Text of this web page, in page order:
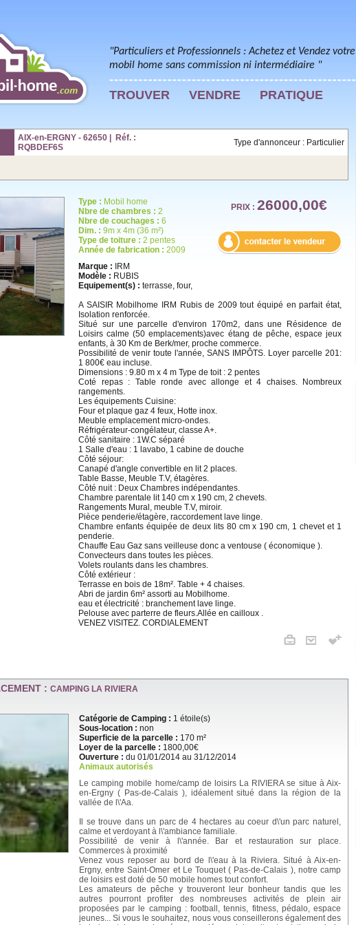
"Particuliers et Professionnels : Achetez et Vendez votre
mobil home sans commission ni intermédiaire "
TROUVER VENDRE PRATIQUE
AIX-en-ERGNY - 62650 | Réf. :
RQBDEF6S
Type d'annonceur : Particulier
Type : Mobil home
Nbre de chambres : 2
Nbre de couchages : 6
Dim. : 9m x 4m (36 m²)
Type de toiture : 2 pentes
Année de fabrication : 2009
PRIX : 26000,00€
Marque : IRM
Modèle : RUBIS
Equipement(s) : terrasse, four,
A SAISIR Mobilhome IRM Rubis de 2009 tout équipé en parfait état,
Isolation renforcée.
Situé sur une parcelle d'environ 170m2, dans une Résidence de
Loisirs calme (50 emplacements)avec étang de pêche, espace jeux
enfants, à 30 Km de Berk/mer, proche commerce.
Possibilité de venir toute l'année, SANS IMPÔTS. Loyer parcelle 201:
1 800€ eau incluse.
Dimensions : 9.80 m x 4 m Type de toit : 2 pentes
Coté repas : Table ronde avec allonge et 4 chaises. Nombreux
rangements.
Les équipements Cuisine:
Four et plaque gaz 4 feux, Hotte inox.
Meuble emplacement micro-ondes.
Réfrigérateur-congélateur, classe A+.
Côté sanitaire : 1W.C séparé
1 Salle d'eau : 1 lavabo, 1 cabine de douche
Côté séjour:
Canapé d'angle convertible en lit 2 places.
Table Basse, Meuble T.V, étagères.
Côté nuit : Deux Chambres indépendantes.
Chambre parentale lit 140 cm x 190 cm, 2 chevets.
Rangements Mural, meuble T.V, miroir.
Pièce penderie/étagère, raccordement lave linge.
Chambre enfants équipée de deux lits 80 cm x 190 cm, 1 chevet et 1
penderie.
Chauffe Eau Gaz sans veilleuse donc a ventouse ( économique ).
Convecteurs dans toutes les pièces.
Volets roulants dans les chambres.
Côté extérieur :
Terrasse en bois de 18m². Table + 4 chaises.
Abri de jardin 6m² assorti au Mobilhome.
eau et électricité : branchement lave linge.
Pelouse avec parterre de fleurs.Allée en cailloux .
VENEZ VISITEZ. CORDIALEMENT
: CAMPING LA RIVIERA
Catégorie de Camping : 1 étoile(s)
Sous-location : non
Superficie de la parcelle : 170 m²
Loyer de la parcelle : 1800,00€
Ouverture : du 01/01/2014 au 31/12/2014
Animaux autorisés
Le camping mobile home/camp de loisirs La RIVIERA se situe à Aix-
en-Ergny ( Pas-de-Calais ), idéalement situé dans la région de la
vallée de l\'Aa.
Il se trouve dans un parc de 4 hectares au coeur d\'un parc naturel,
calme et verdoyant à l\'ambiance familiale.
Possibilité de venir à l\'année. Bar et restauration sur place.
Commerces à proximité
Venez vous reposer au bord de l\'eau à la Riviera. Situé à Aix-en-
Ergny, entre Saint-Omer et Le Touquet ( Pas-de-Calais ), notre camp
de loisirs est doté de 50 mobile homes tout confort.
Les amateurs de pêche y trouveront leur bonheur tandis que les
autres pourront profiter des nombreuses activités de plein air
proposées par le camping : football, tennis, fitness, pédalo, espace
jeunes... Si vous le souhaitez, nous vous conseillerons également des